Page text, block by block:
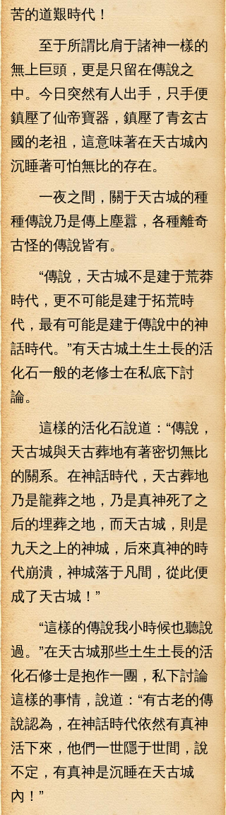
苦的道艱時代！
至于所謂比肩于諸神一樣的
無上巨頭，更是只留在傳說之
中。今日突然有人出手，只手便
鎮壓了仙帝寶器，鎮壓了青玄古
國的老祖，這意味著在天古城內
沉睡著可怕無比的存在。
一夜之間，關于天古城的種
種傳說乃是傳上塵囂，各種離奇
古怪的傳說皆有。
“傳說，天古城不是建于荒莽
時代，更不可能是建于拓荒時
代，最有可能是建于傳說中的神
話時代。”有天古城土生土長的活
化石一般的老修士在私底下討
論。
這樣的活化石說道：“傳說，
天古城與天古葬地有著密切無比
的關系。在神話時代，天古葬地
乃是龍葬之地，乃是真神死了之
后的埋葬之地，而天古城，則是
九天之上的神城，后來真神的時
代崩潰，神城落于凡間，從此便
成了天古城！”
“這樣的傳說我小時候也聽說
過。”在天古城那些土生土長的活
化石修士是抱作一團，私下討論
這樣的事情，說道：“有古老的傳
說認為，在神話時代依然有真神
活下來，他們一世隱于世間，說
不定，有真神是沉睡在天古城
內！”